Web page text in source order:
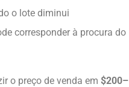
o lote diminui
corresponder à procura do
o preço de venda em $200–